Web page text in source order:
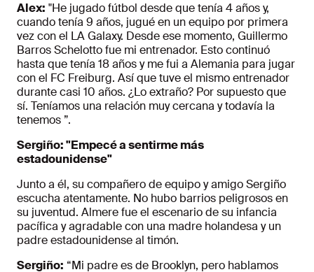
Alex: "He jugado fútbol desde que tenía 4 años y,
cuando tenía 9 años, jugué en un equipo por primera
vez con el LA Galaxy. Desde ese momento, Guillermo
Barros Schelotto fue mi entrenador. Esto continuó
hasta que tenía 18 años y me fui a Alemania para jugar
con el FC Freiburg. Así que tuve el mismo entrenador
durante casi 10 años. ¿Lo extraño? Por supuesto que
sí. Teníamos una relación muy cercana y todavía la
tenemos ”.
Sergiño: "Empecé a sentirme más
estadounidense"
Junto a él, su compañero de equipo y amigo Sergiño
escucha atentamente. No hubo barrios peligrosos en
su juventud. Almere fue el escenario de su infancia
pacífica y agradable con una madre holandesa y un
padre estadounidense al timón.
Sergiño: “Mi padre es de Brooklyn, pero hablamos